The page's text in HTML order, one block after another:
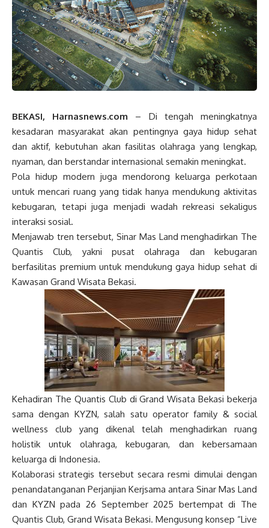
BEKASI, Harnasnews.com – Di tengah meningkatnya
kesadaran masyarakat akan pentingnya gaya hidup sehat
dan aktif, kebutuhan akan fasilitas olahraga yang lengkap,
nyaman, dan berstandar internasional semakin meningkat.
Pola hidup modern juga mendorong keluarga perkotaan
untuk mencari ruang yang tidak hanya mendukung aktivitas
kebugaran, tetapi juga menjadi wadah rekreasi sekaligus
interaksi sosial.
Menjawab tren tersebut, Sinar Mas Land menghadirkan The
Quantis Club, yakni pusat olahraga dan kebugaran
berfasilitas premium untuk mendukung gaya hidup sehat di
Kawasan Grand Wisata Bekasi.
Kehadiran The Quantis Club di Grand Wisata Bekasi bekerja
sama dengan KYZN, salah satu operator family & social
wellness club yang dikenal telah menghadirkan ruang
holistik untuk olahraga, kebugaran, dan kebersamaan
keluarga di Indonesia.
Kolaborasi strategis tersebut secara resmi dimulai dengan
penandatanganan Perjanjian Kerjsama antara Sinar Mas Land
dan KYZN pada 26 September 2025 bertempat di The
Quantis Club, Grand Wisata Bekasi. Mengusung konsep “Live